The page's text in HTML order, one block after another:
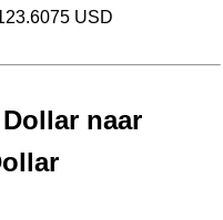
USD
naar